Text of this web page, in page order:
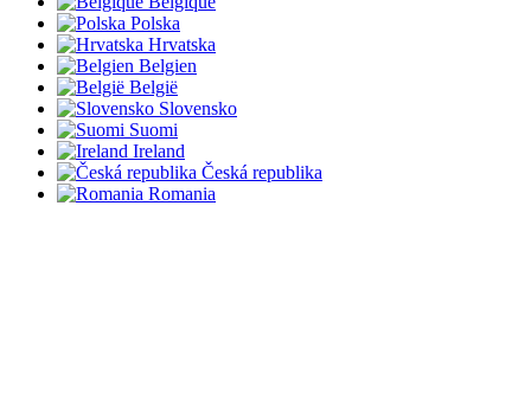
Polska
Hrvatska
Belgien
België
Slovensko
Suomi
Ireland
Česká republika
Romania